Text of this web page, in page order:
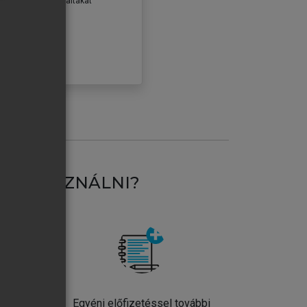
HASZNÁLNI?
Egyéni előfizetéssel további